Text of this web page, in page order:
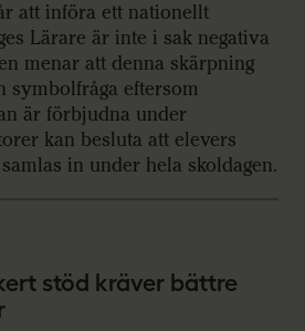
att införa ett nationellt
Lärare är inte i sak negativa
menar att denna skärpning
symbolfråga eftersom
är förbjudna under
kan besluta att elevers
in under hela skoldagen.
stöd kräver bättre